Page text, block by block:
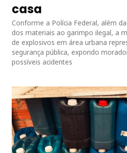
casa
Conforme a Polícia Federal, além
dos materiais ao garimpo ilegal, a
de explosivos em área urbana
segurança pública, expondo
possíveis acidentes